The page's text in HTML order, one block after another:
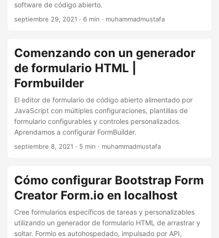
software de código abierto.
septiembre 29, 2021 · 6 min · muhammadmustafa
Comenzando con un generador
de formulario HTML |
Formbuilder
El editor de formulario de código abierto alimentado por
JavaScript con múltiples configuraciones, plantillas de
formulario configurables y controles personalizados.
Aprendamos a configurar FormBuilder.
septiembre 8, 2021 · 5 min · muhammadmustafa
Cómo configurar Bootstrap Form
Creator Form.io en localhost
Cree formularios específicos de tareas y personalizables
utilizando un generador de formulario HTML de arrastrar y
soltar. Formio es autohospedado, impulsado por API,